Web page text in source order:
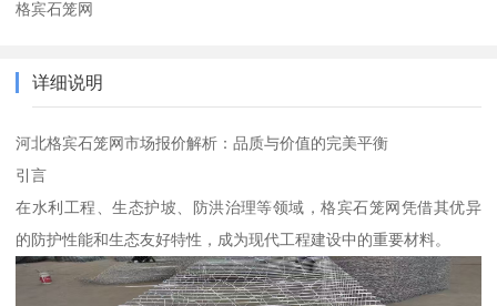
格宾石笼网
详细说明
河北格宾石笼网市场报价解析：品质与价值的完美平衡
引言
在水利工程、生态护坡、防洪治理等领域，格宾石笼网凭借其优异
的防护性能和生态友好特性，成为现代工程建设中的重要材料。